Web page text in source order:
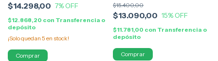
$14.298,00 7% OFF
$12.868,20 con Transferencia o
depósito
¡Solo quedan 5 en stock!
Comprar
$13.090,00
$15.400,00
15% OFF
$11.781,00 con Transferencia o
depósito
Comprar